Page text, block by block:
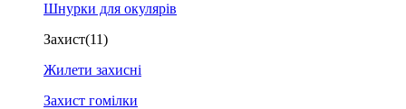
Шнурки для окулярів
Захист(11)
Жилети захисні
Захист гомілки